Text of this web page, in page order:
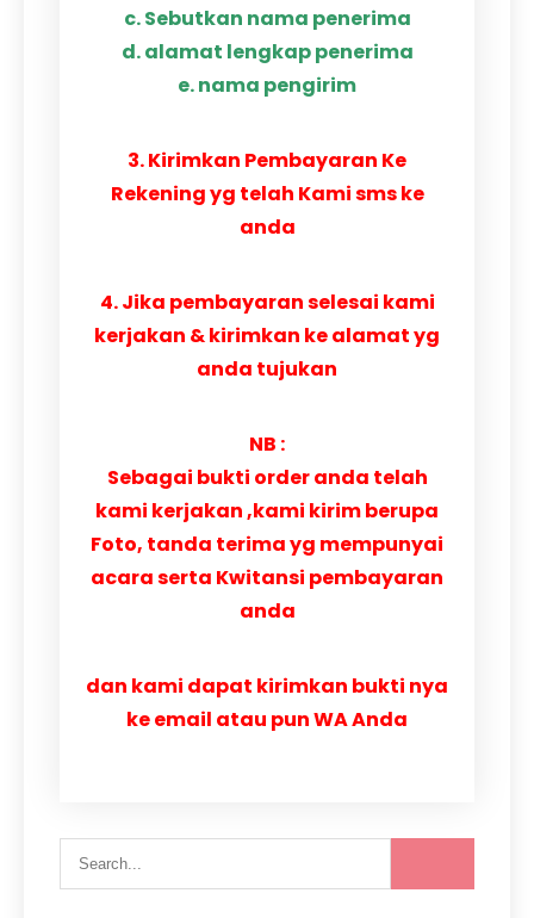
c. Sebutkan nama penerima
d. alamat lengkap penerima
e. nama pengirim
3. Kirimkan Pembayaran Ke
Rekening yg telah Kami sms ke
anda
4. Jika pembayaran selesai kami
kerjakan & kirimkan ke alamat yg
anda tujukan
NB :
Sebagai bukti order anda telah
kami kerjakan ,kami kirim berupa
Foto, tanda terima yg mempunyai
acara serta Kwitansi pembayaran
anda
dan kami dapat kirimkan bukti nya
ke email atau pun WA Anda